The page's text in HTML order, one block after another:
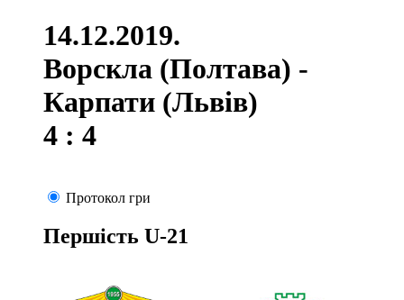
14.12.2019.
Ворскла (Полтава) -
Карпати (Львів)
4 : 4
Протокол гри
Першість U-21